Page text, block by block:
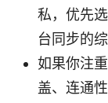
私，优先
台同步的
如果你注
盖、连通